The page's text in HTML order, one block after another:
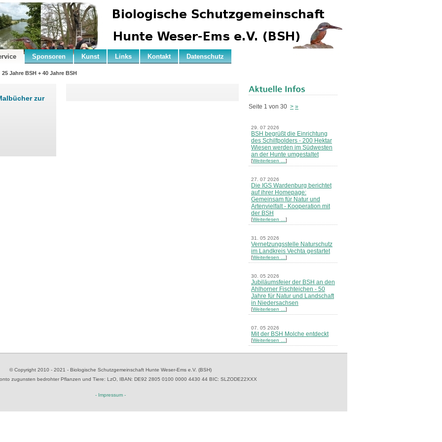
Sponsoren Kunst Links Kontakt Datenschutz
25 Jahre BSH + 40 Jahre BSH
zur
Seite 1 von 30 > »
29. 07 2026
BSH begrüßt die Einrichtung
des Schilfpolders - 200 Hektar
Wiesen werden im Südwesten
an der Hunte umgestaltet
[Weiterlesen … ]
27. 07 2026
Die IGS Wardenburg berichtet
auf ihrer Homepage:
Gemeinsam für Natur und
Artenvielfalt - Kooperation mit
der BSH
[Weiterlesen … ]
31. 05 2026
Vernetzungsstelle Naturschutz
im Landkreis Vechta gestartet
[Weiterlesen … ]
30. 05 2026
Jubiläumsfeier der BSH an den
Ahlhorner Fischteichen - 50
Jahre für Natur und Landschaft
in Niedersachsen
[Weiterlesen … ]
07. 05 2026
Mit der BSH Molche entdeckt
[Weiterlesen … ]
[Weiterlesen …
© Copyright 2010 - 2021 - Biologische Schutzgemeinschaft Hunte Weser-Ems e.V. (BSH)
zugunsten bedrohter Pflanzen und Tiere: LzO, IBAN: DE92 2805 0100 0000 4430 44 BIC: SLZODE22XXX
- Impressum -